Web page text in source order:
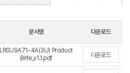
문서명 다운로드
LRSU9A71-4A(3U) Product
Brife_v1.1.pdf
다운로드